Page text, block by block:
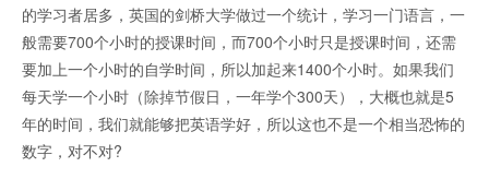
的学习者居多，英国的剑桥大学做过一个统计，学习一门语言，一
般需要700个小时的授课时间，而700个小时只是授课时间，还需
要加上一个小时的自学时间，所以加起来1400个小时。如果我们
每天学一个小时（除掉节假日，一年学个300天），大概也就是5
年的时间，我们就能够把英语学好，所以这也不是一个相当恐怖的
数字，对不对?